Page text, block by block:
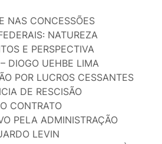
NAS CONCESSÕES
NATUREZA
E PERSPECTIVA
DIOGO UEHBE LIMA
POR LUCROS CESSANTES
DE RESCISÃO
CONTRATO
PELA ADMINISTRAÇÃO
LEVIN